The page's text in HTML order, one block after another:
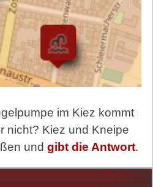
im Kiez kommt
nicht? Kiez und Kneipe
und gibt die Antwort.